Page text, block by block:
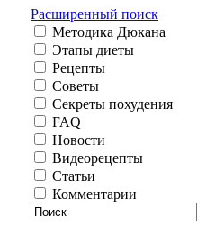
Расширенный поиск
Методика Дюкана
Этапы диеты
Рецепты
Советы
Секреты похудения
FAQ
Новости
Видеорецепты
Статьи
Комментарии